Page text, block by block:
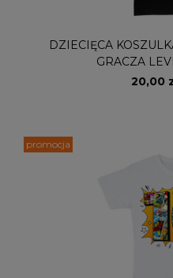
DZIECIĘCA
GRACZA
20,00
promocja